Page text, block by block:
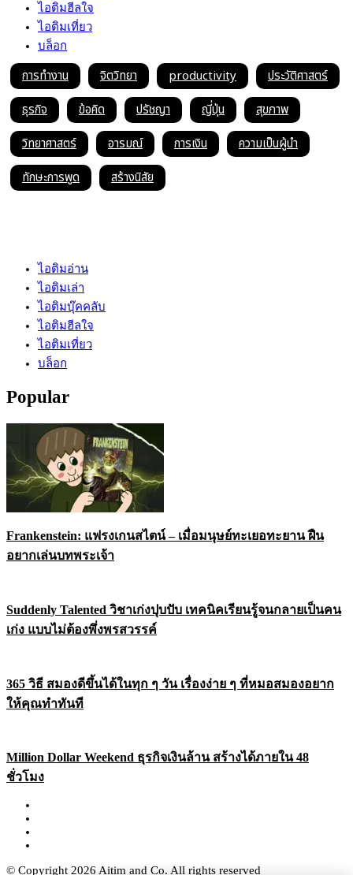
ไอติมฮีลใจ
ไอติมเที่ยว
บล็อก
การทำงาน จิตวิทยา productivity
ประวัติศาสตร์
ธุรกิจ
ข้อคิด ปรัชญา ญี่ปุ่น
สุขภาพ
วิทยาศาสตร์
อารมณ์ การเงิน
ความเป็นผู้นำ
ทักษะการพูด
สร้างนิสัย
ไอติมอ่าน
ไอติมเล่า
ไอติมบุ๊คคลับ
ไอติมฮีลใจ
ไอติมเที่ยว
บล็อก
Popular
Frankenstein: แฟรงเกนสไตน์ – เมื่อมนุษย์ทะเยอทะยาน ฝืน
อยากเล่นบทพระเจ้า
Suddenly Talented วิชาเก่งปุบปับ เทคนิคเรียนรู้จนกลายเป็นคน
เก่ง แบบไม่ต้องพึ่งพรสวรรค์
365 วิธี สมองดีขึ้นได้ในทุก ๆ วัน เรื่องง่าย ๆ ที่หมอสมองอยาก
ให้คุณทำทันที
Million Dollar Weekend ธุรกิจเงินล้าน สร้างได้ภายใน 48
ชั่วโมง
© Copyright 2026 Aitim and Co. All rights reserved